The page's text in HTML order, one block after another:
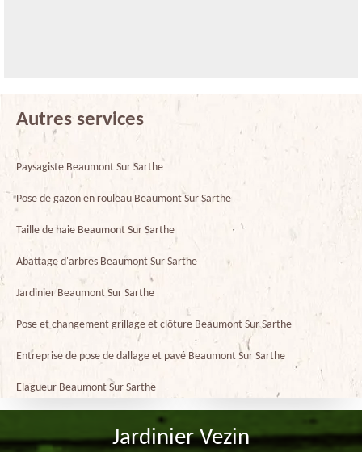
Autres services
Paysagiste Beaumont Sur Sarthe
Pose de gazon en rouleau Beaumont Sur Sarthe
Taille de haie Beaumont Sur Sarthe
Abattage d'arbres Beaumont Sur Sarthe
Jardinier Beaumont Sur Sarthe
Pose et changement grillage et clôture Beaumont Sur Sarthe
Entreprise de pose de dallage et pavé Beaumont Sur Sarthe
Elagueur Beaumont Sur Sarthe
Jardinier Vezin